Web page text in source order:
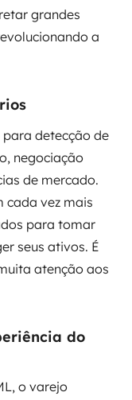
grandes
a
detecção de
negociação
de mercado.
cada vez mais
para tomar
seus ativos. É
atenção aos
do
o varejo